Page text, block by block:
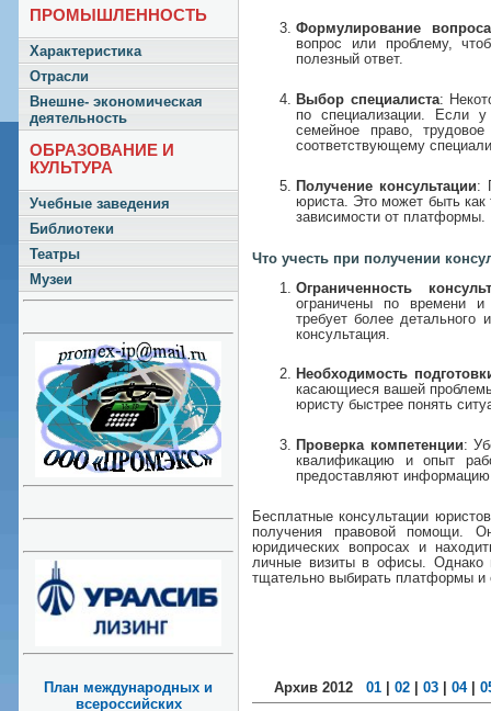
ПРОМЫШЛЕННОСТЬ
Характеристика
Отрасли
Внешне- экономическая
деятельность
ОБРАЗОВАНИЕ И
КУЛЬТУРА
Учебные заведения
Библиотеки
Театры
Музеи
План международных и
всероссийских
Формулирование вопроса
вопрос или проблему,
полезный ответ.
Выбор специалиста:
по специализации. Если
семейное право,
соответствующему
Получение консультации:
юриста. Это может быть как
зависимости от платформы.
Что учесть при получении
Ограниченность
ограничены по времени
требует более детального
консультация.
Необходимость
касающиеся вашей
юристу быстрее понять
Проверка компетенции:
квалификацию и опыт
предоставляют информацию
Бесплатные консультации
получения правовой помощи.
юридических вопросах и
личные визиты в офисы. Однако
тщательно выбирать платформы и
Архив 2012 01 02 03 04|